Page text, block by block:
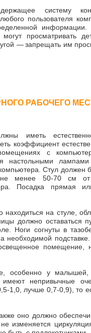
систему
пользователя
просматривать
— запрещать им
РАБОЧЕГО
иметь
коэффициент
с
настольными
Стул должен
менее 50-70 см от
Посадка прямая
на стуле,
должно оставаться
Ноги согнуты в
необходимой
особенно у малышей,
непривычные
1,0, лучше 0,7-0,9), то
оно должно
изменяется